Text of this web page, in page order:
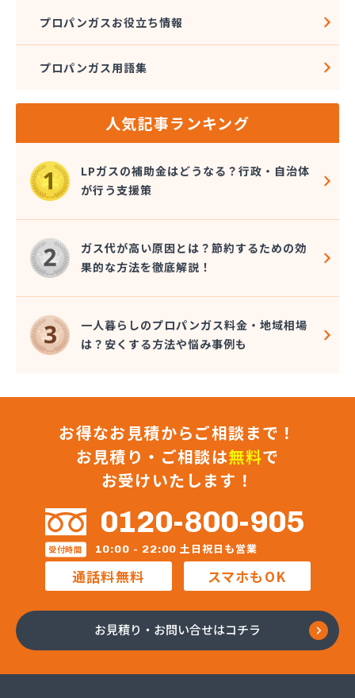
プロパンガスお役立ち情報
プロパンガス用語集
人気記事ランキング
LPガスの補助金はどうなる？行政・自治体
が行う支援策
ガス代が高い原因とは？節約するための効
果的な方法を徹底解説！
一人暮らしのプロパンガス料金・地域相場
は？安くする方法や悩み事例も
お得なお見積からご相談まで！
お見積り・ご相談は無料で
お受けいたします！
0120-800-905
受付時間 10:00 - 22:00 土日祝日も営業
通話料無料 スマホもOK
お見積り・お問い合せはコチラ